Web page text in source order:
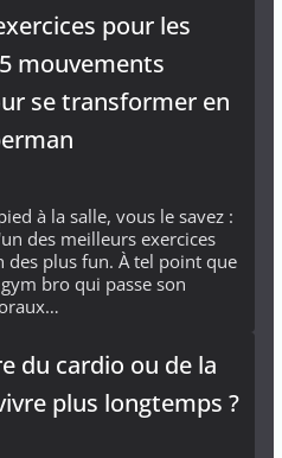
pour les
mouvements
se transformer en
à la salle, vous le savez :
des meilleurs exercices
des plus fun. À tel point que
bro qui passe son
du cardio ou de la
plus longtemps ?